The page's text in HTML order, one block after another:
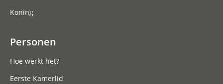
Koning
Personen
Hoe werkt het?
Eerste Kamerlid